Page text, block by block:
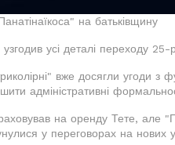
на батьківщину
усі деталі переходу 25-
вже досягли угоди з
адміністративні
на оренду Тете, але
у переговорах на